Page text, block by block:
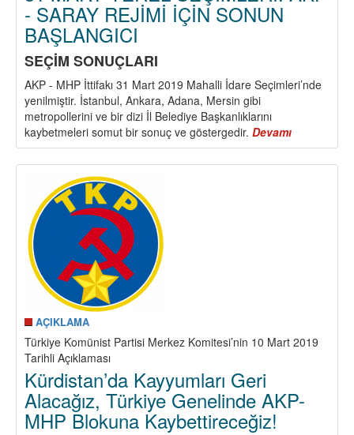
ÇAĞIRIYOR!
- SARAY REJİMİ İÇİN SONUN
BAŞLANGICI
SEÇİM SONUÇLARI
AKP - MHP İttifakı 31 Mart 2019 Mahalli İdare Seçimleri’nde
yenilmiştir. İstanbul, Ankara, Adana, Mersin gibi
metropollerini ve bir dizi İl Belediye Başkanlıklarını
kaybetmeleri somut bir sonuç ve göstergedir. Devamı
31
MART
AÇIKLAMA
Türkiye Komünist Partisi Merkez Komitesi’nin 10 Mart 2019
Tarihli Açıklaması
Kürdistan’da Kayyumları Geri
Alacağız, Türkiye Genelinde AKP-
MHP Blokuna Kaybettireceğiz!